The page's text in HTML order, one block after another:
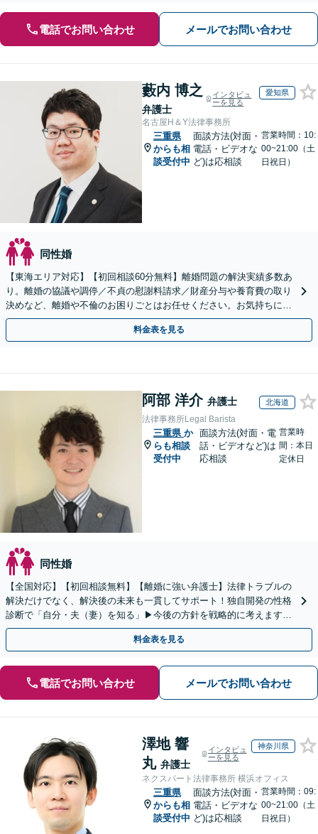
電話でお問い合わせ メールでお問い合わせ
藪内 博之
弁護士
インタビュ
ーを見る
愛知県
名古屋H＆Y法律事務所
三重県
からも相
談受付中
面談方法(対面・
電話・ビデオな
ど)は応相談
営業時間：10:
00~21:00（土
日祝日）
同性婚
【東海エリア対応】【初回相談60分無料】離婚問題の解決実績多数あ
り。離婚の協議や調停／不貞の慰謝料請求／財産分与や養育費の取り
決めなど、離婚や不倫のお困りごとはお任せください。お気持ちに寄
り添い、ご意向に沿う解決を目指します【Web相談可】
料金表を見る
阿部 洋介 弁護士 北海道
法律事務所Legal Barista
三重県 か
らも相談
受付中
面談方法(対面・電
話・ビデオなど)は
応相談
営業時
間：本日
定休日
同性婚
【全国対応】【初回相談無料】【離婚に強い弁護士】法律トラブルの
解決だけでなく、解決後の未来も一貫してサポート！独自開発の性格
診断で「自分・夫（妻）を知る」▶︎今後の方針を戦略的に考えます！
【休日夜間／オンライン相談OK】
料金表を見る
電話でお問い合わせ メールでお問い合わせ
澤地 響
丸 弁護士
インタビュ
ーを見る
神奈川県
ネクスパート法律事務所 横浜オフィス
三重県
からも相
談受付中
面談方法(対面・
電話・ビデオな
ど)は応相談
営業時間：09:
00~21:00（土
日祝日）